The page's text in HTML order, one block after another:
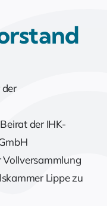
der IHK-
Lippe zu